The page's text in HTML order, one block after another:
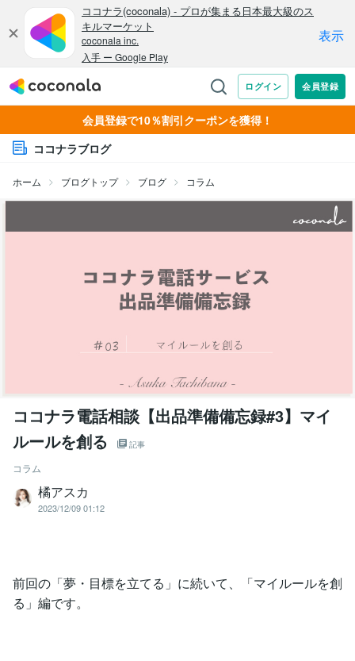
会員登録で10％割引クーポンを獲得！
ココナラブログ
ホーム ブログトップ ブログ コラム
ココナラ電話相談【出品準備備忘録#3】マイ
ルールを創る
記事
コラム
橘アスカ
2023/12/09 01:12
前回の「夢・目標を立てる」に続いて、「マイルールを創
る」編です。